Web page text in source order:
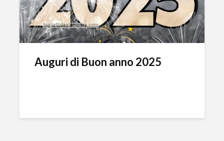
Auguri di Buon anno 2025